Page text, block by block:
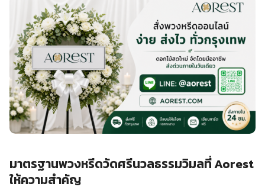
มาตรฐานพวงหรีดวัดศรีนวลธรรมวิมลที่ Aorest
ให้ความสำคัญ